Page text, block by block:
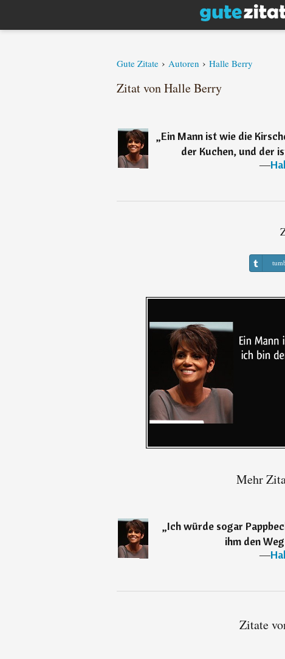
Gute Zitate › Autoren › Halle Berry
Zitat von Halle Berry
„Ein Mann ist wie die
der Kuchen, und der
―
Mehr
„Ich würde sogar
ihm den
―
Zitate